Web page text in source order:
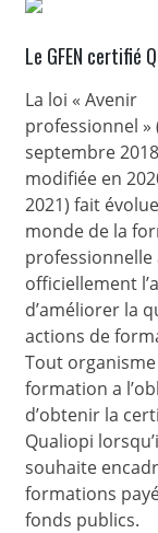
Le GFEN certifié
La loi « Avenir
professionnel »
septembre
modifiée en
2021) fait
monde de la
professionnelle
officiellement
d’améliorer la
actions de
Tout
formation a
d’obtenir la
Qualiopi
souhaite
formations
fonds publics.